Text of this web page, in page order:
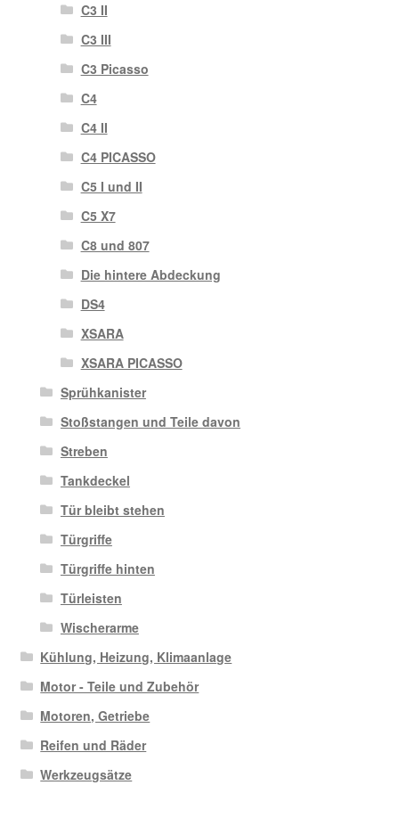
C3 II
C3 III
C3 Picasso
C4
C4 II
C4 PICASSO
C5 I und II
C5 X7
C8 und 807
Die hintere Abdeckung
DS4
XSARA
XSARA PICASSO
Sprühkanister
Stoßstangen und Teile davon
Streben
Tankdeckel
Tür bleibt stehen
Türgriffe
Türgriffe hinten
Türleisten
Wischerarme
Kühlung, Heizung, Klimaanlage
Motor - Teile und Zubehör
Motoren, Getriebe
Reifen und Räder
Werkzeugsätze